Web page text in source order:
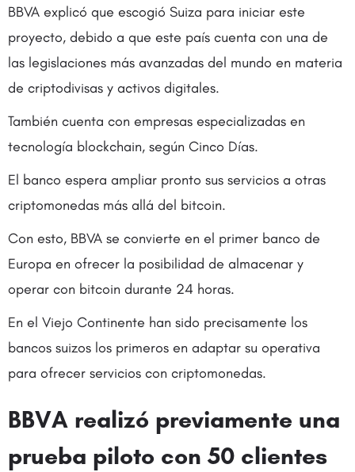
BBVA explicó que escogió Suiza para iniciar este
proyecto, debido a que este país cuenta con una de
las legislaciones más avanzadas del mundo en materia
de criptodivisas y activos digitales.
También cuenta con empresas especializadas en
tecnología blockchain, según Cinco Días.
El banco espera ampliar pronto sus servicios a otras
criptomonedas más allá del bitcoin.
Con esto, BBVA se convierte en el primer banco de
Europa en ofrecer la posibilidad de almacenar y
operar con bitcoin durante 24 horas.
En el Viejo Continente han sido precisamente los
bancos suizos los primeros en adaptar su operativa
para ofrecer servicios con criptomonedas.
BBVA realizó previamente una
prueba piloto con 50 clientes